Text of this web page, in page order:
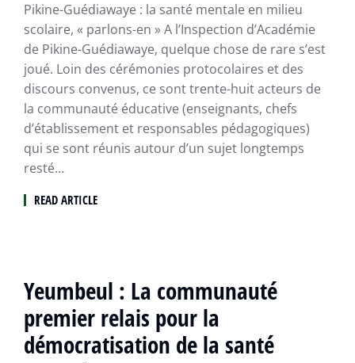
Pikine-Guédiawaye : la santé mentale en milieu
scolaire, « parlons-en » A l’Inspection d’Académie
de Pikine-Guédiawaye, quelque chose de rare s’est
joué. Loin des cérémonies protocolaires et des
discours convenus, ce sont trente-huit acteurs de
la communauté éducative (enseignants, chefs
d’établissement et responsables pédagogiques)
qui se sont réunis autour d’un sujet longtemps
resté…
READ ARTICLE
Yeumbeul : La communauté
premier relais pour la
démocratisation de la santé